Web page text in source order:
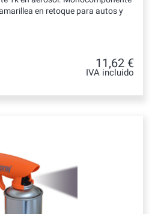
en retoque para autos y
11,62 €
IVA incluido